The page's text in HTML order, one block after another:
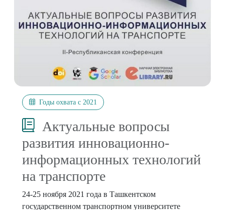
Годы охвата с 2021
Актуальные вопросы
развития инновационно-
информационных технологий
на транспорте
24-25 ноября 2021 года в Ташкентском
государственном транспортном университете